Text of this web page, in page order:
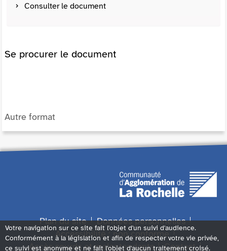
Consulter le document
Se procurer le document
Autre format
Plan du site
Données personnelles
Accessibilité : non conforme
Accès sourds et malentendants
Contact
Votre navigation sur ce site fait l'objet d'un suivi d'audience.
Conformément à la législation et afin de respecter votre vie privée,
ce suivi est anonyme et ne fait l'objet d'aucun traitement croisé.